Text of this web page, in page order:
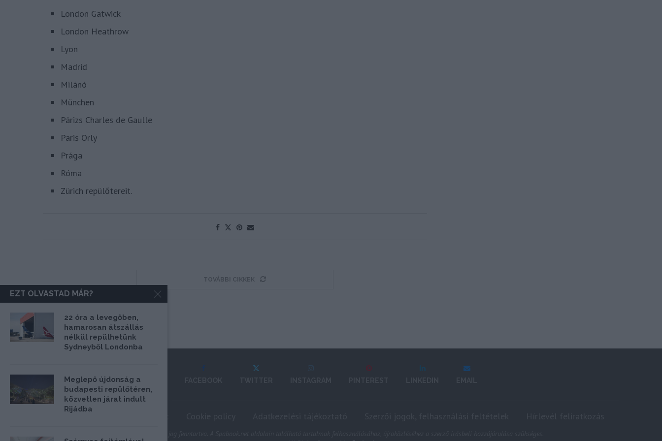
London Gatwick
London Heathrow
Lyon
Madrid
Milánó
München
Párizs Charles de Gaulle
Paris Orly
Prága
Róma
Zürich repülőtereit.
TOVÁBBI CIKKEK
Impresszum
EZT OLVASTAD MÁR?
22 óra a levegőben,
hamarosan átszállás
nélkül repülhetünk
Sydneyből Londonba
Meglepő újdonság a
budapesti repülőtéren,
közvetlen járat indult
Rijádba